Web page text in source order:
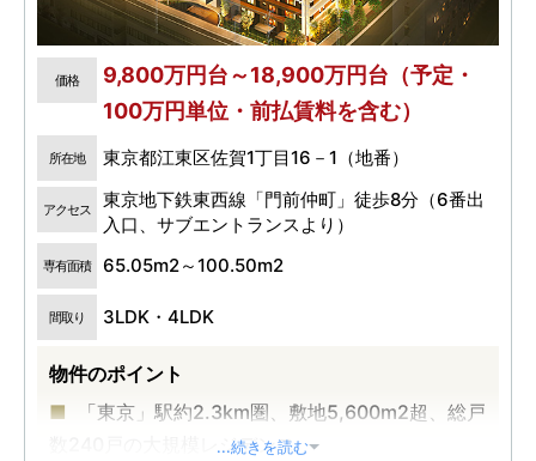
価格
9,800万円台～18,900万円台（予定・
100万円単位・前払賃料を含む）
所在地 東京都江東区佐賀1丁目16－1（地番）
アクセス
東京地下鉄東西線「門前仲町」徒歩8分（6番出
入口、サブエントランスより）
専有面積 65.05m2～100.50m2
間取り 3LDK・4LDK
物件のポイント
「東京」駅約2.3km圏、敷地5,600m2超、総戸
数240戸の大規模レジデンス
...続きを読む